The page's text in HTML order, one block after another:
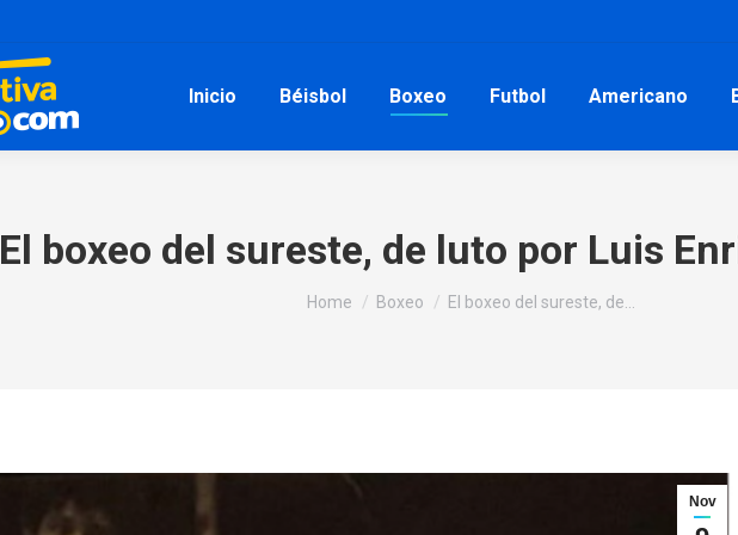
Inicio Béisbol Boxeo Futbol Americano
El boxeo del sureste, de luto por Luis
You are here:
Home Boxeo El boxeo del sureste, de…
Nov